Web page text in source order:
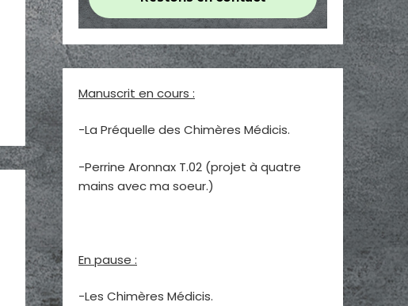
Manuscrit en cours :
-La Préquelle des Chimères Médicis.
-Perrine Aronnax T.02 (projet à quatre
mains avec ma soeur.)
En pause :
-Les Chimères Médicis.